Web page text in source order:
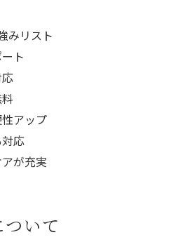
みリスト
ト
アップ
応
が充実
いて